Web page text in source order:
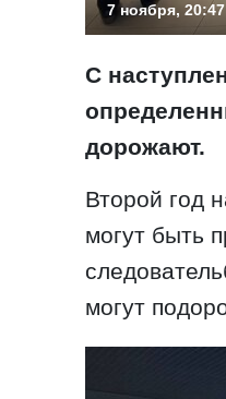
7 ноября, 20:47
С
дорожают.
Второй год
могут быть
могут